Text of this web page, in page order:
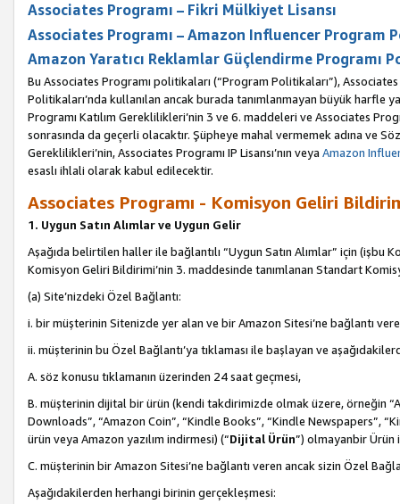
Associates Programı – Fikri Mülkiyet Lisansı
Associates Programı – Amazon Influencer Program
Amazon Yaratıcı Reklamlar Güçlendirme Programı
Bu Associates Programı politikaları (“Program Politikaları”),
Politikaları’nda kullanılan ancak burada tanımlanmayan büyük harfle
Programı Katılım Gereklilikleri’nin 3 ve 6. maddeleri ve Associates
sonrasında da geçerli olacaktır. Şüpheye mahal vermemek adına ve
Gereklilikleri’nin, Associates Programı IP Lisansı’nın veya Amazon
esaslı ihlali olarak kabul edilecektir.
Associates Programı - Komisyon Geliri
1. Uygun Satın Alımlar ve Uygun Gelir
Aşağıda belirtilen haller ile bağlantılı “Uygun Satın Alımlar” için
Komisyon Geliri Bildirimi’nin 3. maddesinde tanımlanan Standart
(a) Site’nizdeki Özel Bağlantı:
i. bir müşterinin Sitenizde yer alan ve bir Amazon Sitesi’ne bağlantı
ii. müşterinin bu Özel Bağlantı’ya tıklaması ile başlayan ve
A. söz konusu tıklamanın üzerinden 24 saat geçmesi,
B. müşterinin dijital bir ürün (kendi takdirimizde olmak üzere, örneğin
Downloads”, “Amazon Coin”, “Kindle Books”, “Kindle Newspapers”,
ürün veya Amazon yazılım indirmesi) (“Dijital Ürün”) olmayanbir Ürün
C. müşterinin bir Amazon Sitesi’ne bağlantı veren ancak sizin Özel
Aşağıdakilerden herhangi birinin gerçekleşmesi: